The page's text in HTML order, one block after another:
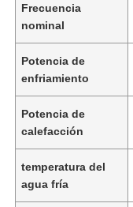
Frecuencia
nominal
Potencia de
enfriamiento
Potencia de
calefacción
temperatura del
agua fría